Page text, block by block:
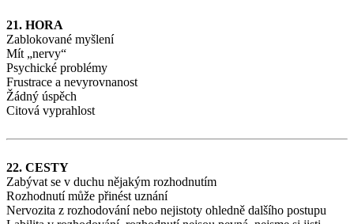
21. HORA
Zablokované myšlení
Mít „nervy“
Psychické problémy
Frustrace a nevyrovnanost
Žádný úspěch
Citová vyprahlost
22. CESTY
Zabývat se v duchu nějakým rozhodnutím
Rozhodnutí může přinést uznání
Nervozita z rozhodování nebo nejistoty ohledně dalšího postupu